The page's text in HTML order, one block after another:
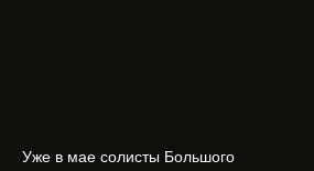
Уже в мае солисты Большого